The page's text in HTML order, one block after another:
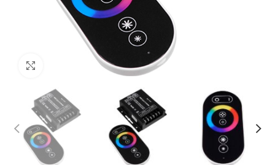
Κάντε κλικ για μεγέθυνση